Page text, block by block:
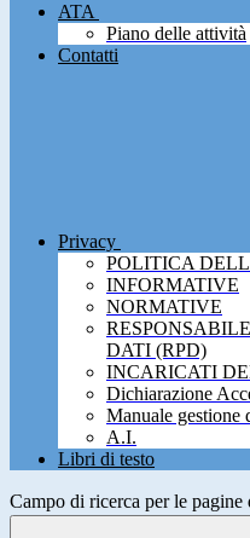
ATA
Piano delle attività
Contatti
Privacy
POLITICA
INFORMATIVE
NORMATIVE
DATI (RPD)
INCARICATI
Dichiarazione
Manuale gestione
A.I.
Libri di testo
Campo di ricerca per le pagine